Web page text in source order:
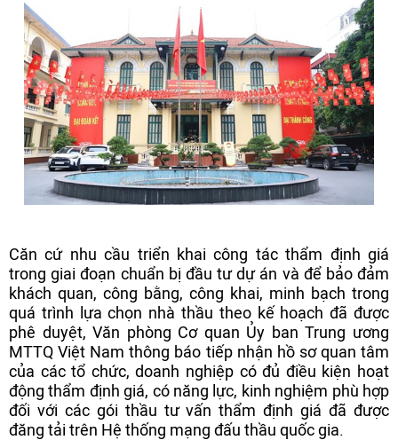
Căn cứ nhu cầu triển khai công tác thẩm định giá
trong giai đoạn chuẩn bị đầu tư dự án và để bảo đảm
khách quan, công bằng, công khai, minh bạch trong
quá trình lựa chọn nhà thầu theo kế hoạch đã được
phê duyệt, Văn phòng Cơ quan Ủy ban Trung ương
MTTQ Việt Nam thông báo tiếp nhận hồ sơ quan tâm
của các tổ chức, doanh nghiệp có đủ điều kiện hoạt
động thẩm định giá, có năng lực, kinh nghiệm phù hợp
đối với các gói thầu tư vấn thẩm định giá đã được
đăng tải trên Hệ thống mạng đấu thầu quốc gia.